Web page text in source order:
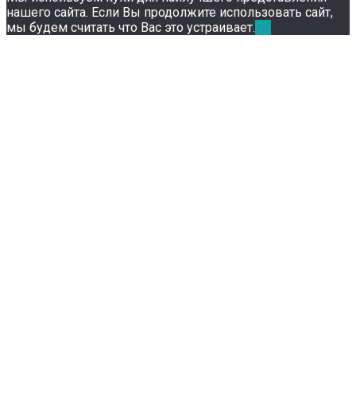
нашего сайта. Если Вы продолжите использовать сайт,
мы будем считать что Вас это устраивает.Ок